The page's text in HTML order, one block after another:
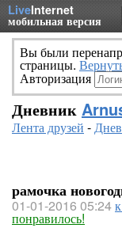
LiveInternet
мобильная версия
Вы были
страницы.
Авторизация
Дневник
Лента друзей -
рамочка
01-01-2016 05:24
понравилось!